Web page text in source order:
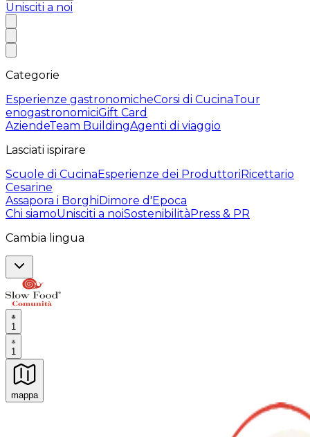
Unisciti a noi
Categorie
Esperienze gastronomicheCorsi di CucinaTour
enogastronomiciGift Card
AziendeTeam BuildingAgenti di viaggio
Lasciati ispirare
Scuole di CucinaEsperienze dei ProduttoriRicettario
Cesarine
Assapora i BorghiDimore d'Epoca
Chi siamoUnisciti a noiSostenibilitàPress & PR
Cambia lingua
1
1
mappa
Esperienze culinarie indimenticabili: Esperienze